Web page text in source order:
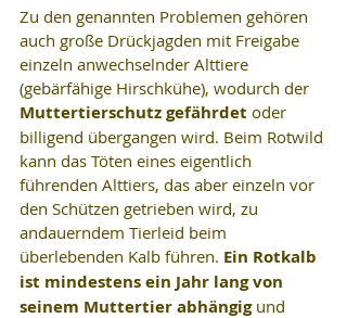
Zu den genannten Problemen gehören
auch große Drückjagden mit Freigabe
einzeln anwechselnder Alttiere
(gebärfähige Hirschkühe), wodurch der
Muttertierschutz gefährdet oder
billigend übergangen wird. Beim Rotwild
kann das Töten eines eigentlich
führenden Alttiers, das aber einzeln vor
den Schützen getrieben wird, zu
andauerndem Tierleid beim
überlebenden Kalb führen. Ein Rotkalb
ist mindestens ein Jahr lang von
seinem Muttertier abhängig und